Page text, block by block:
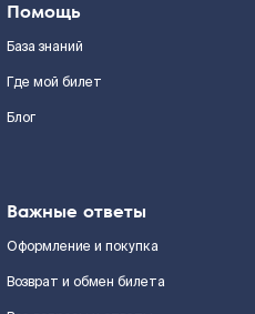
Помощь
База знаний
Где мой билет
Блог
Важные ответы
Оформление и покупка
Возврат и обмен билета